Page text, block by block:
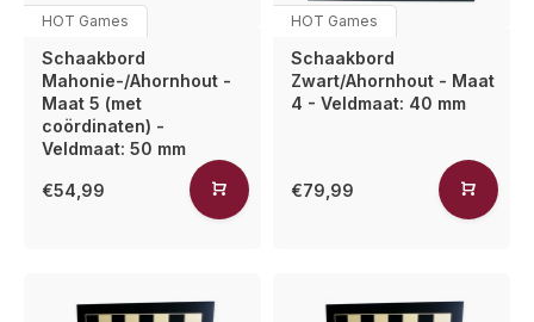
HOT Games
Schaakbord
Mahonie-/Ahornhout -
Maat 5 (met
coördinaten) -
Veldmaat: 50 mm
€54,99
HOT Games
Schaakbord
Zwart/Ahornhout - Maat
4 - Veldmaat: 40 mm
€79,99